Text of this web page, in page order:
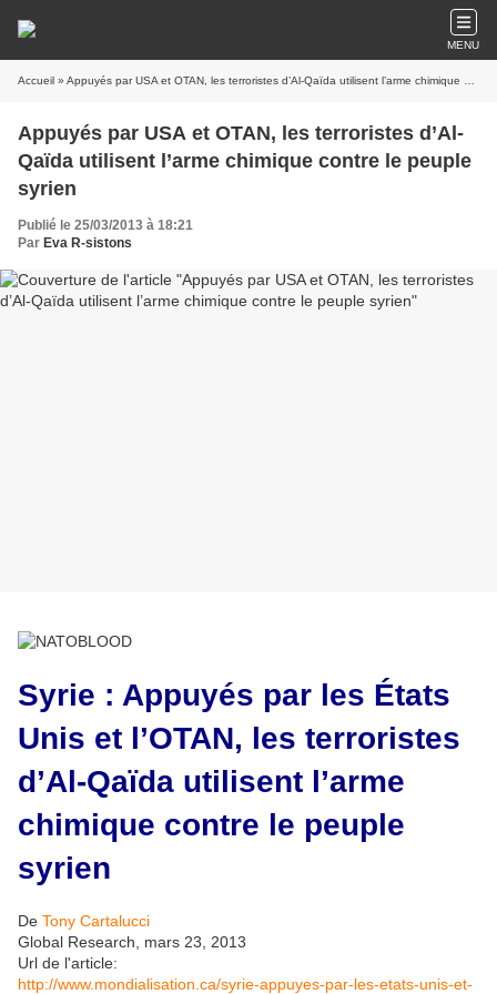
MENU
Accueil » Appuyés par USA et OTAN, les terroristes d’Al-Qaïda utilisent l’arme chimique contre le peuple syrien
Appuyés par USA et OTAN, les terroristes d’Al-
Qaïda utilisent l’arme chimique contre le peuple
syrien
Publié le 25/03/2013 à 18:21
Par Eva R-sistons
Syrie : Appuyés par les États
Unis et l’OTAN, les terroristes
d’Al-Qaïda utilisent l’arme
chimique contre le peuple
syrien
De Tony Cartalucci
Global Research, mars 23, 2013
Url de l'article:
http://www.mondialisation.ca/syrie-appuyes-par-les-etats-unis-et-